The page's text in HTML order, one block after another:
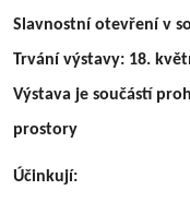
Slavnostní otevření v
Trvání výstavy: 18.
Výstava je součástí
prostory
Účinkují: